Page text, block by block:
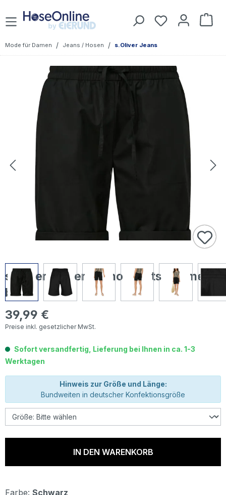
Zum Hauptinhalt springen Du hast 0
Mode für Damen / Jeans / Hosen / s.Oliver Jeans
Bildergalerie überspringen
s.Oliver Damen Chino Shorts summer
black
Regulärer Preis:
39,99 €
Preise inkl. gesetzlicher MwSt.
Sofort versandfertig, Lieferung bei Ihnen in ca. 1-3
Werktagen
Hinweis zur Größe und Länge:
Bundweiten in deutscher Konfektionsgröße
IN DEN WARENKORB
Farbe: Schwarz